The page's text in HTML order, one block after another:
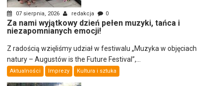
07 sierpnia, 2026 redakcja 0
Za nami wyjątkowy dzień pełen muzyki, tańca i
niezapomnianych emocji!
Z radością wzięliśmy udział w festiwalu „Muzyka w objęciach
natury – Augustów is the Future Festival”,...
Aktualności Imprezy Kultura i sztuka